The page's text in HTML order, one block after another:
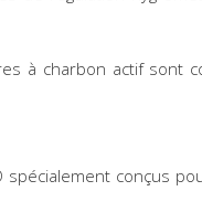
à charbon actif sont
spécialement conçus